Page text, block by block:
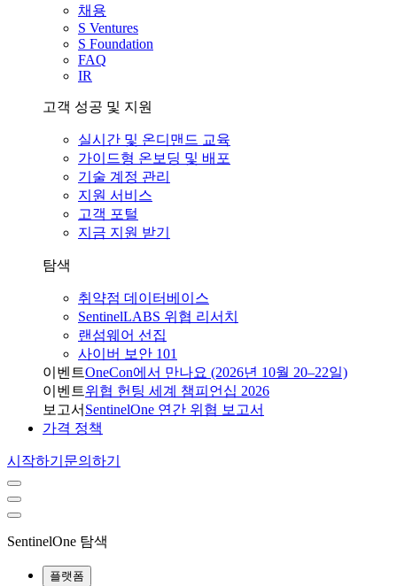
채용
S Ventures
S Foundation
FAQ
IR
고객 성공 및 지원
실시간 및 온디맨드 교육
가이드형 온보딩 및 배포
기술 계정 관리
지원 서비스
고객 포털
지금 지원 받기
탐색
취약점 데이터베이스
SentinelLABS 위협 리서치
랜섬웨어 선집
사이버 보안 101
이벤트OneCon에서 만나요 (2026년 10월 20–22일)
이벤트위협 헌팅 세계 챔피언십 2026
보고서 SentinelOne 연간 위협 보고서
가격 정책
시작하기 문의하기
SentinelOne 탐색
플랫폼